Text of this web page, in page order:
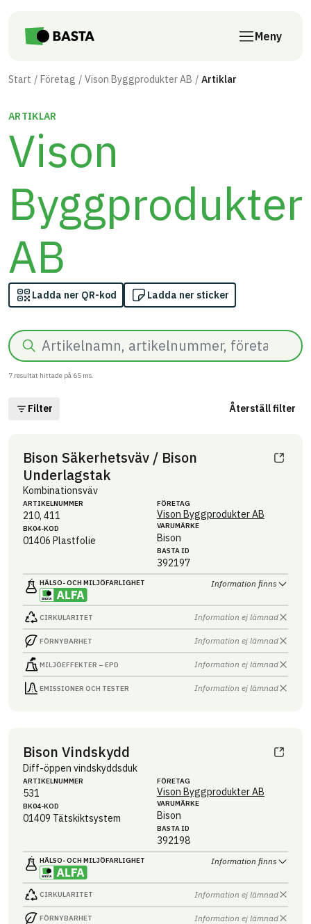
Meny
Start Företag Vison Byggprodukter AB Artiklar
ARTIKLAR
Vison
Byggprodukter
AB
Ladda ner QR-kod Ladda ner sticker
Sök
7 resultat hittade på 65 ms.
Filter Återställ filter
Bison Säkerhetsväv / Bison
Underlagstak
Kombinationsväv
ARTIKEL­NUMMER
210, 411
BK04-KOD
01406 Plastfolie
FÖRETAG
Vison Byggprodukter AB
VARUMÄRKE
Bison
BASTA ID
392197
HÄLSO- OCH MILJÖ­FARLIGHET Information finns
CIRKULARITET Information ej lämnad
FÖRNYBARHET Information ej lämnad
MILJÖEFFEKTER – EPD Information ej lämnad
EMISSIONER OCH TESTER Information ej lämnad
Bison Vindskydd
Diff-öppen vindskyddsduk
ARTIKEL­NUMMER
531
BK04-KOD
01409 Tätskiktsystem
FÖRETAG
Vison Byggprodukter AB
VARUMÄRKE
Bison
BASTA ID
392198
HÄLSO- OCH MILJÖ­FARLIGHET Information finns
CIRKULARITET Information ej lämnad
FÖRNYBARHET Information ej lämnad